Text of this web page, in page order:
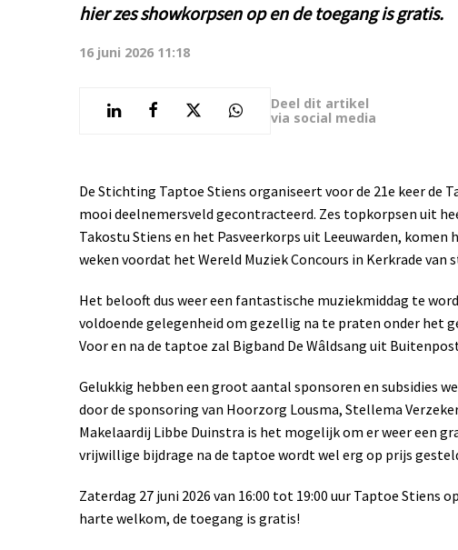
hier zes showkorpsen op en de toegang is gratis.
16 juni 2026 11:18
Deel dit artikel
via social media
De Stichting Taptoe Stiens organiseert voor de 21e keer de
mooi deelnemersveld gecontracteerd. Zes topkorpsen uit
Takostu Stiens en het Pasveerkorps uit Leeuwarden, komen
weken voordat het Wereld Muziek Concours in Kerkrade van
Het belooft dus weer een fantastische muziekmiddag te
voldoende gelegenheid om gezellig na te praten onder het
Voor en na de taptoe zal Bigband De Wâldsang uit
Gelukkig hebben een groot aantal sponsoren en subsidies
door de sponsoring van Hoorzorg Lousma, Stellema
Makelaardij Libbe Duinstra is het mogelijk om er weer een
vrijwillige bijdrage na de taptoe wordt wel erg op prijs
Zaterdag 27 juni 2026 van 16:00 tot 19:00 uur Taptoe Stiens
harte welkom, de toegang is gratis!